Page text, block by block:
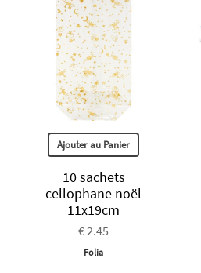
Ajouter au Panier
10 sachets
cellophane noël
11x19cm
€ 2.45
Folia